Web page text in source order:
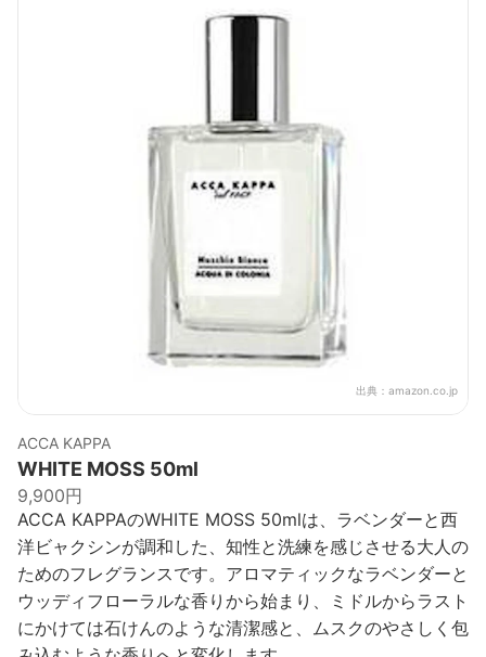
出典： amazon.co.jp
ACCA KAPPA
WHITE MOSS 50ml
9,900円
ACCA KAPPAのWHITE MOSS 50mlは、ラベンダーと西
洋ビャクシンが調和した、知性と洗練を感じさせる大人の
ためのフレグランスです。アロマティックなラベンダーと
ウッディフローラルな香りから始まり、ミドルからラスト
にかけては石けんのような清潔感と、ムスクのやさしく包